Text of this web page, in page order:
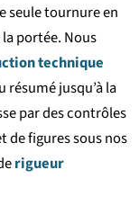
seule tournure en
portée. Nous
technique
jusqu’à la
par des contrôles
de figures sous nos
rigueur